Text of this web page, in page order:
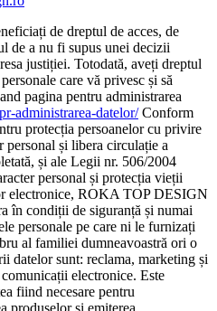
de dreptul de acces, de
de a nu fi supus unei decizii
justiției. Totodată, aveți dreptul
care vă privesc și să
pagina pentru administrarea
administrarea-datelor/Conform
protecția persoanelor cu privire
personal și libera circulație a
și ale Legii nr. 506/2004
personal și protecția vieții
electronice, ROKA TOP DESIGN
în condiții de siguranță și numai
personale pe care ni le furnizați
al familiei dumneavoastră ori o
datelor sunt: reclama, marketing și
electronice. Este
fiind necesare pentru